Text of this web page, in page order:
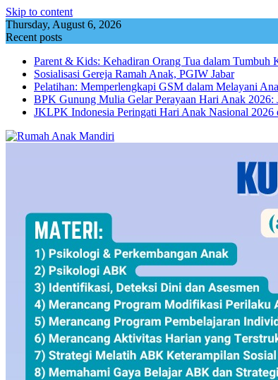
Skip to content
Thursday, August 6, 2026
Recent posts
Parent & Kids: Kehadiran Orang Tua dalam Tumbuh
Sosialisasi Gereja Ramah Anak, PGIW Jabar
Pelatihan: Memperlengkapi GSM dalam Melayani
BPK Gunung Mulia Gelar Perayaan Hari Anak 2026:
JKLPK Indonesia Peringati Hari Anak Nasional 2026